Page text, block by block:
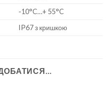
-10°C…+ 55°C
IP67 з кришкою